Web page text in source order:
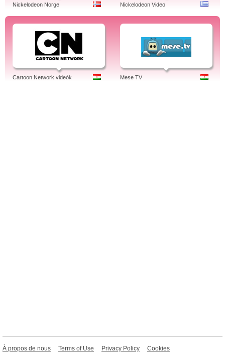
Nickelodeon Norge Nickelodeon Video
Cartoon Network videók Mese TV
À propos de nous Terms of Use Privacy Policy Cookies